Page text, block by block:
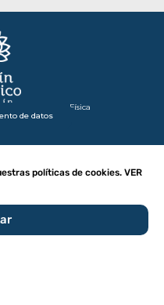
Infraestructura Física
de datos
políticas de cookies. VER